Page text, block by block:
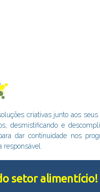
setor alimentício!
criativas junto aos seus
desmistificando e
dar continuidade nos
responsável.
a sua experiência